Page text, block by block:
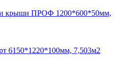
ПРОФ 1200*600*50мм,
7,503м2